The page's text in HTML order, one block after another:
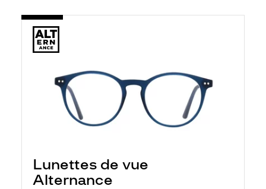
Lunettes de vue
Alternance